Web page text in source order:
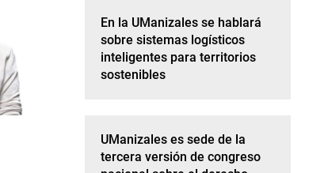
En la UManizales se hablará
sobre sistemas logísticos
inteligentes para territorios
sostenibles
UManizales es sede de la
tercera versión de congreso